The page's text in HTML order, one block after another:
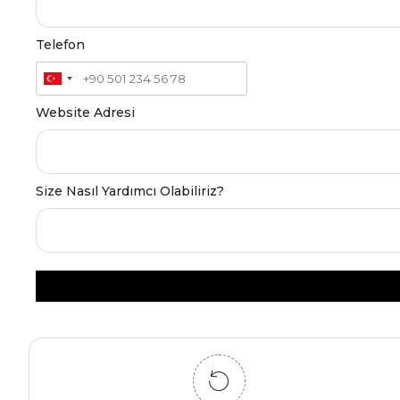
Telefon
Website Adresi
Size Nasıl Yardımcı Olabiliriz?